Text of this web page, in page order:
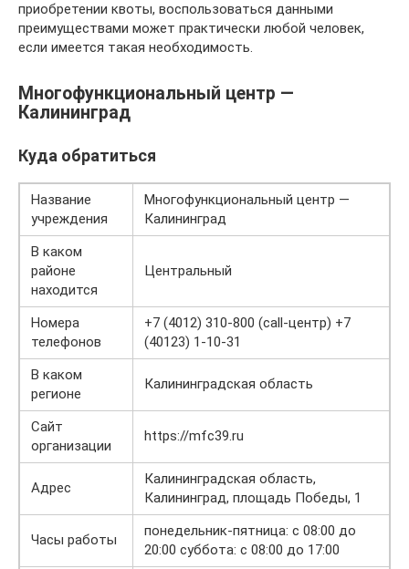
приобретении квоты, воспользоваться данными
преимуществами может практически любой человек,
если имеется такая необходимость.
Многофункциональный центр —
Калининград
Куда обратиться
Название
учреждения
Многофункциональный центр —
Калининград
В каком
районе
находится
Центральный
Номера
телефонов
+7 (4012) 310-800 (call-центр) +7
(40123) 1-10-31
В каком
регионе
Калининградская область
Сайт
организации
https://mfc39.ru
Адрес
Калининградская область,
Калининград, площадь Победы, 1
Часы работы
понедельник-пятница: с 08:00 до
20:00 суббота: с 08:00 до 17:00